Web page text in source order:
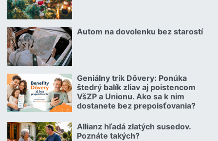
Autom na dovolenku bez starostí
02.07.2026 |
Geniálny trik Dôvery: Ponúka
štedrý balík zliav aj poistencom
VšZP a Unionu. Ako sa k nim
dostanete bez prepoisťovania?
06.07.2026 | | redakcia
Allianz hľadá zlatých susedov.
Poznáte takých?
08.07.2026 |